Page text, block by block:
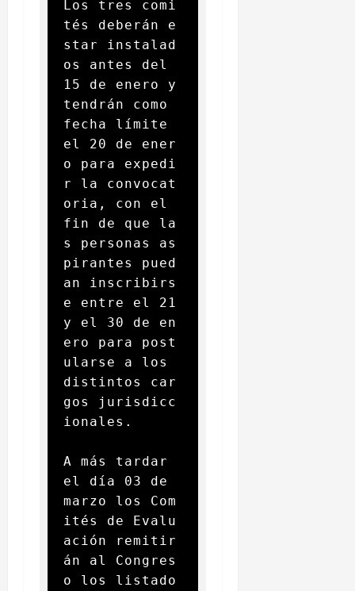
Los tres comi
tés deberán e
star instalad
os antes del
15 de enero y
tendrán como
fecha límite
el 20 de ener
o para expedi
r la convocat
oria, con el
fin de que la
s personas as
pirantes pued
an inscribirs
e entre el 21
y el 30 de en
ero para post
ularse a los
distintos car
gos jurisdicc
ionales.
A más tardar
el día 03 de
marzo los Com
ités de Evalu
ación remitir
án al Congres
o los listado